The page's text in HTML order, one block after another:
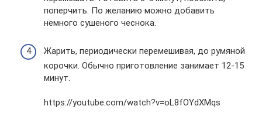
поперчить. По желанию можно добавить
немного сушеного чеснока.
Жарить, периодически перемешивая, до румяной
корочки. Обычно приготовление занимает 12-15
минут.
https://youtube.com/watch?v=oL8fOYdXMqs